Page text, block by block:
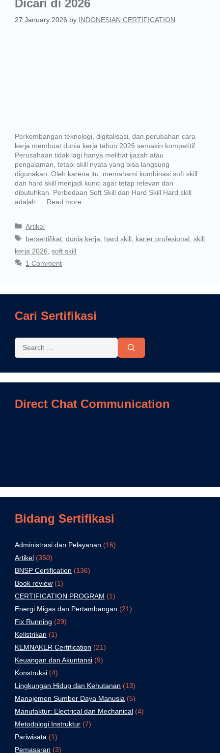
Dicari di 2026
27 January 2026 by INDONESIAN CERTIFICATION
Perkembangan teknologi, digitalisasi, dan perubahan cara
kerja membuat dunia kerja tahun 2026 semakin kompetitif.
Perusahaan tidak lagi hanya melihat ijazah atau
pengalaman, tetapi skill nyata yang bisa langsung
digunakan. Oleh karena itu, memahami kombinasi soft skill
dan hard skill menjadi kunci agar tetap relevan dan
dibutuhkan. Perbedaan Soft Skill dan Hard Skill Hard skill
adalah … Read more
Artikel
bersertifikat ,dunia kerja hard skill karier profesional ,skill
kerja 2026 soft skill
1 Comment
Cari Sertifikasi
Direct Chat Communication
Bidang Sertifikasi
Administrasi dan Pelayanan (16)
Artikel (350)
BNSP Certification (136)
Book review (1)
CERTIFICATION PROGRAM (1)
Energi Migas dan Pertambangan (21)
Fix Running (29)
Kelistrikan (1)
KEMNAKER Certification (21)
Keuangan dan Akuntansi (9)
Konstruksi (4)
Lingkungan Hidup dan Kehutanan (13)
Manajemen Sumber Daya Manusia (5)
Manufaktur: Electrical dan Mechanical (4)
Metodologi Instruktur (7)
Pariwisata (1)
Pemasaran (3)